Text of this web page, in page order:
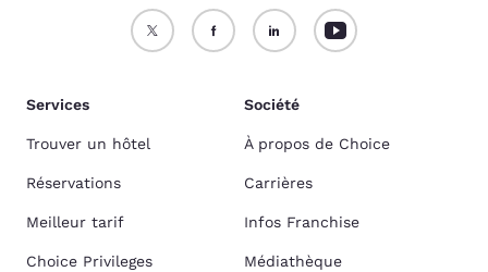
Services
Trouver un hôtel
Réservations
Meilleur tarif
Choice Privileges
Société
À propos de Choice
Carrières
Infos Franchise
Médiathèque